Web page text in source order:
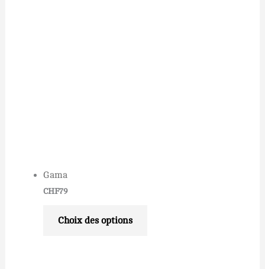
Gama
CHF79
Choix des options